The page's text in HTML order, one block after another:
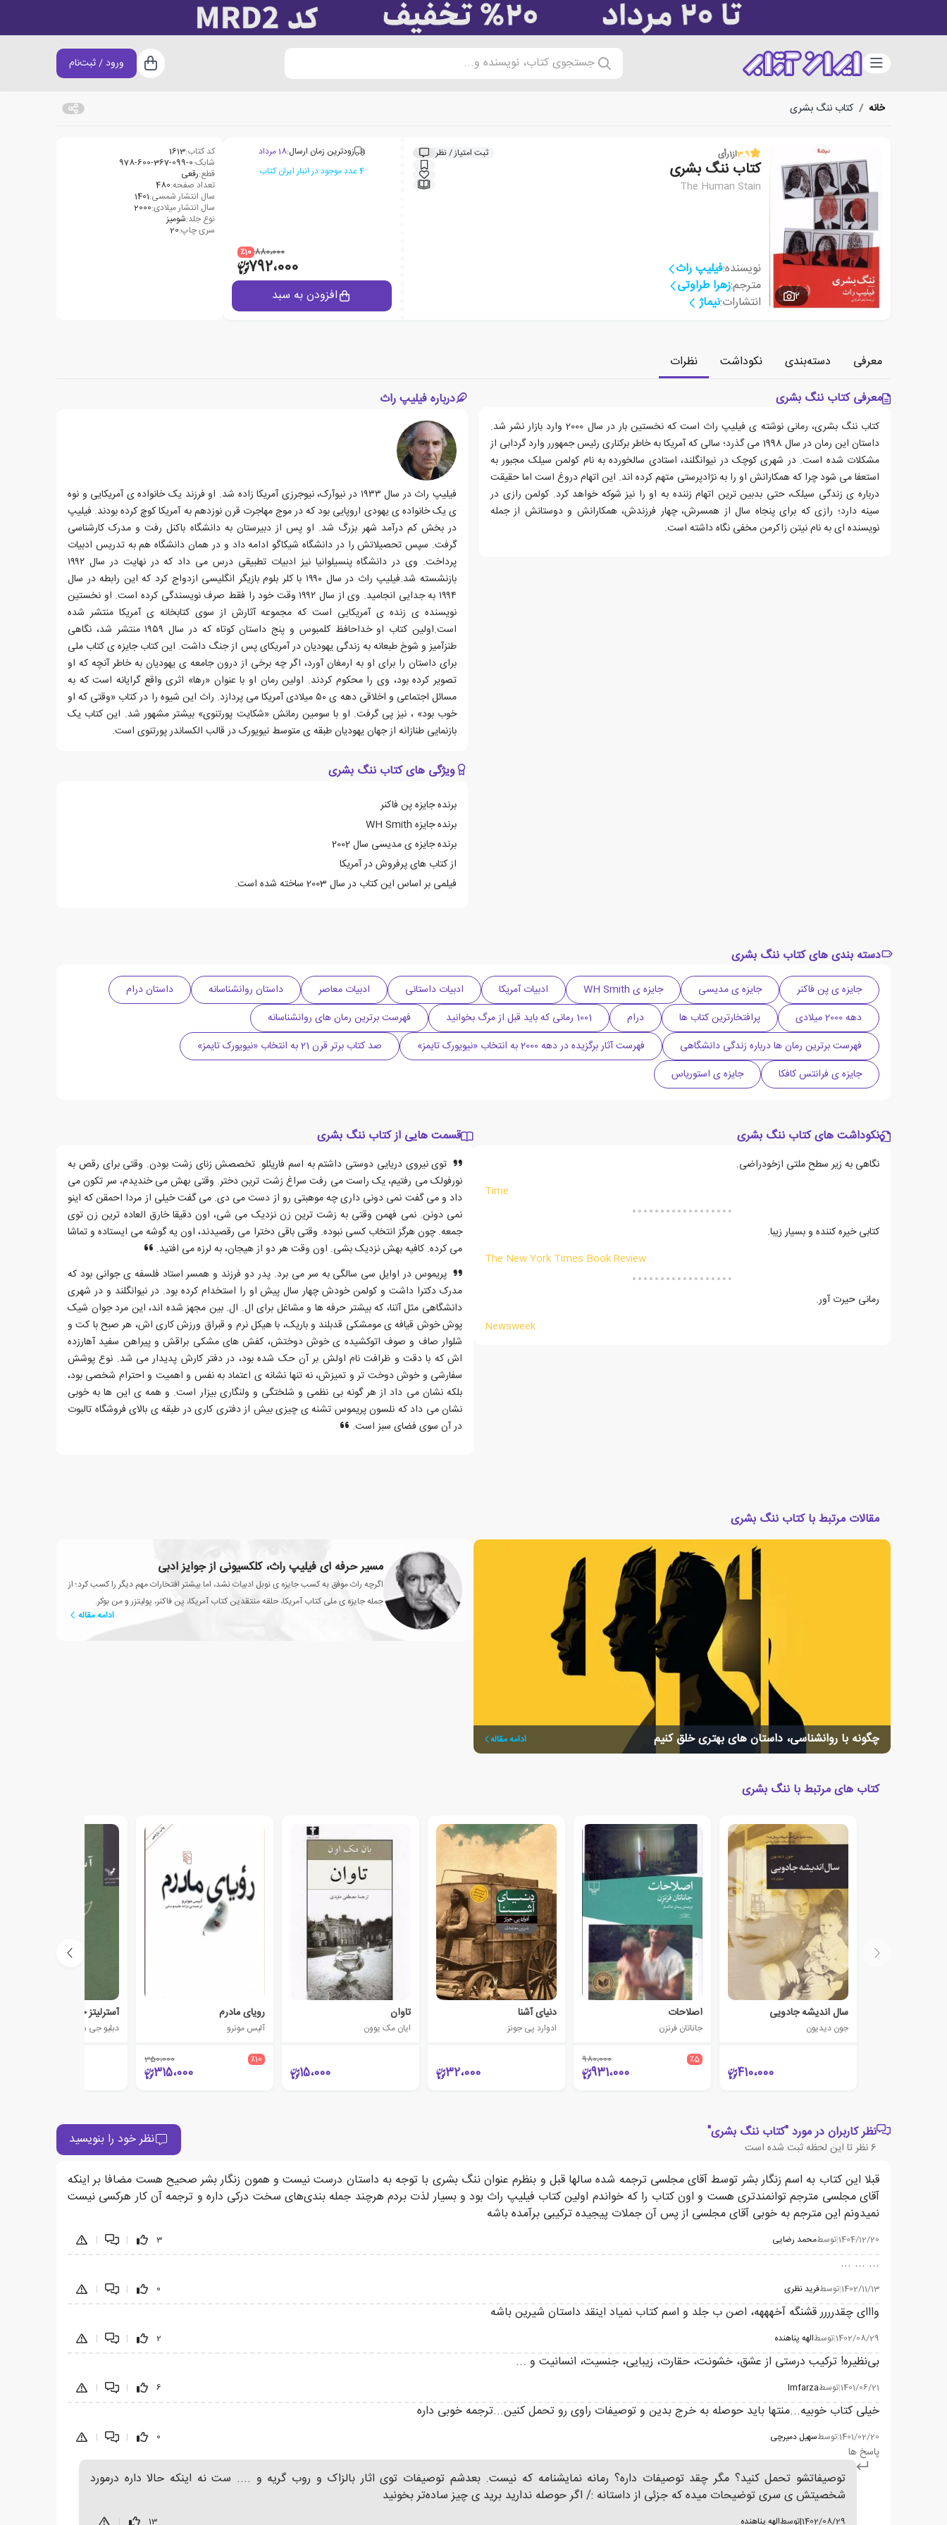
دسته‌بندی جستجوی کتاب، نویسنده و... سبد خرید
ورود / ثبت‌نام
خانه / کتاب ننگ بشری
2
3.9از1رأی ثبت امتیاز / نظر
کتاب ننگ بشری
The Human Stain
نویسنده:فیلیپ راث
مترجم:زهرا طراوتی
انتشارات:نیماژ
زودترین زمان ارسال:18 مرداد
4 عدد موجود در انبار ایران کتاب
880،000 ٪10
792،000
افزودن به سبد
کد کتاب:1613
شابک:978-600-367-099-0
قطع:رقعی
تعداد صفحه:480
سال انتشار شمسی:1401
سال انتشار میلادی:2000
نوع جلد:شومیز
سری چاپ:20
معرفی دسته‌بندی نکوداشت
نظرات
معرفی کتاب ننگ بشری
کتاب ننگ بشری، رمانی نوشته ی فیلیپ راث است که نخستین بار در سال 2000 وارد بازار نشر شد.
داستان این رمان در سال 1998 می گذرد؛ سالی که آمریکا به خاطر برکناری رئیس جمهورر وارد گردابی از
مشکلات شده است. در شهری کوچک در نیوانگلند، استادی سالخورده به نام کولمن سیلک مجبور به
استعفا می شود چرا که همکارانش او را به نژادپرستی متهم کرده اند. این اتهام دروغ است اما حقیقت
درباره ی زندگی سیلک، حتی بدبین ترین اتهام زننده به او را نیز شوکه خواهد کرد. کولمن رازی در
سینه دارد؛ رازی که برای پنجاه سال از همسرش، چهار فرزندش، همکارانش و دوستانش از جمله
نویسنده ای به نام نیتن زاکرمن مخفی نگاه داشته است.
درباره فیلیپ راث
فیلیپ راث در سال ۱۹۳۳ در نیوآرک، نیوجرزی آمریکا زاده شد. او فرزند یک خانواده ی آمریکایی و نوه
ی یک خانواده ی یهودی اروپایی بود که در موج مهاجرت قرن نوزدهم به آمریکا کوچ کرده بودند. فیلیپ
در بخش کم درآمد شهر بزرگ شد. او پس از دبیرستان به دانشگاه باکنل رفت و مدرک کارشناسی
گرفت. سپس تحصیلاتش را در دانشگاه شیکاگو ادامه داد و در همان دانشگاه هم به تدریس ادبیات
پرداخت. وی در دانشگاه پنسیلوانیا نیز ادبیات تطبیقی درس می داد که در نهایت در سال ۱۹۹۲
بازنشسته شد.فیلیپ راث در سال ۱۹۹۰ با کلر بلوم بازیگر انگلیسی ازدواج کرد که این رابطه در سال
۱۹۹۴ به جدایی انجامید. وی از سال ۱۹۹۲ وقت خود را فقط صرف نویسندگی کرده است. او نخستین
نویسنده ی زنده ی آمریکایی است که مجموعه آثارش از سوی کتابخانه ی آمریکا منتشر شده
است.اولین کتاب او خداحافظ کلمبوس و پنج داستان کوتاه که در سال ۱۹۵۹ منتشر شد، نگاهی
طنزآمیز و شوخ طبعانه به زندگی یهودیان در آمریکای پس از جنگ داشت. این کتاب جایزه ی کتاب ملی
برای داستان را برای او به ارمغان آورد، اگر چه برخی از درون جامعه ی یهودیان به خاطر آنچه که او
تصویر کرده بود، وی را محکوم کردند. اولین رمان او با عنوان «رها» اثری واقع گرایانه است که به
مسائل اجتماعی و اخلاقی دهه ی ۵۰ میلادی آمریکا می پردازد. راث این شیوه را در کتاب «وقتی که او
خوب بود» ، نیز پی گرفت. او با سومین رمانش «شکایت پورتنوی» بیشتر مشهور شد. این کتاب یک
بازنمایی طنازانه از جهان یهودیان طبقه ی متوسط نیویورک در قالب الکساندر پورتنوی است.
ویژگی های کتاب ننگ بشری
برنده جایزه پن فاکنر
برنده جایزه WH Smith
برنده جایزه ی مدیسی سال 2002
از کتاب های پرفروش در آمریکا
فیلمی بر اساس این کتاب در سال 2003 ساخته شده است.
دسته بندی های کتاب ننگ بشری
جایزه ی پن فاکنر جایزه ی مدیسی جایزه ی WH Smith ادبیات آمریکا ادبیات داستانی ادبیات معاصر داستان روانشناسانه
داستان درام
دهه 2000 میلادی
پرافتخارترین کتاب ها درام 1001 رمانی که باید قبل از مرگ بخوانید
فهرست برترین رمان های روانشناسانه
فهرست برترین رمان ها درباره زندگی دانشگاهی
فهرست آثار برگزیده در دهه 2000 به انتخاب «نیویورک تایمز»
صد کتاب برتر قرن 21 به انتخاب «نیویورک تایمز»
جایزه ی فرانتس کافکا
جایزه ی استوریاس
نکوداشت های کتاب ننگ بشری
نگاهی به زیر سطح ملتی ازخودراضی.
Time
کتابی خیره کننده و بسیار زیبا.
The New York Times Book Review
رمانی حیرت آور.
Newsweek
قسمت هایی از کتاب ننگ بشری
توی نیروی دریایی دوستی داشتم به اسم فاریئلو. تخصصش زنای زشت بودن. وقتی برای رقص به
نورفولک می رفتیم، یک راست می رفت سراغ زشت ترین دختر. وقتی بهش می خندیدم، سر تکون می
داد و می گفت نمی دونی داری چه موهبتی رو از دست می دی. می گفت خیلی از مردا احمقن که اینو
نمی دونن. نمی فهمن وقتی به زشت ترین زن نزدیک می شی، اون دقیقا خارق العاده ترین زن توی
جمعه. چون هرگز انتخاب کسی نبوده. وقتی باقی دخترا می رقصیدند، اون یه گوشه می ایستاده و تماشا
می کرده. کافیه بهش نزدیک بشی. اون وقت هر دو از هیجان، به لرزه می افتید.
پریموس در اوایل سی سالگی به سر می برد. پدر دو فرزند و همسر استاد فلسفه ی جوانی بود که
مدرک دکترا داشت و کولمن خودش چهار سال پیش او را استخدام کرده بود. در نیوانگلند و در شهری
دانشگاهی مثل آتنا، که بیشتر حرفه ها و مشاغل برای ال. ال. بین مجهز شده اند، این مرد جوان شیک
پوش خوش قیافه ی مومشکی قدبلند و باریک، با هیکل نرم و قبراق ورزش کاری اش، هر صبح با کت و
شلوار صاف و صوف اتوکشیده ی خوش دوختش، کفش های مشکی براقش و پیراهن سفید آهارزده
اش که با دقت و ظرافت نام اولش بر آن حک شده بود، در دفتر کارش پدیدار می شد. نوع پوشش
سفارشی و خوش دوخت تر و تمیزش، نه تنها نشانه ی اعتماد به نفس و اهمیت و احترام شخصی بود،
بلکه نشان می داد از هر گونه بی نظمی و شلختگی و ولنگاری بیزار است. و همه ی این ها به خوبی
نشان می داد که نلسون پریموس تشنه ی چیزی بیش از دفتری کاری در طبقه ی بالای فروشگاه تالبوت
در آن سوی فضای سبز است.
مقالات مرتبط با کتاب ننگ بشری
چگونه با روانشناسی، داستان های بهتری خلق کنیم ادامه مقاله
مسیر حرفه ای فیلیپ راث، کلکسیونی از جوایز ادبی
اگرچه راث موفق به کسب جایزه ی نوبل ادبیات نشد، اما بیشتر افتخارات مهم دیگر را کسب کرد؛ از
جمله جایزه ی ملی کتاب آمریکا، حلقه منتقدین کتاب آمریکا، پن فاکنر، پولیتزر و من بوکر.
ادامه مقاله
کتاب های مرتبط با ننگ بشری
سال اندیشه جادویی
جون دیدیون
410،000
اصلاحات
جاناتان فرنزن
٪5 980،000
931،000
دنیای آشنا
ادوارد پی جونز
32،000
تاوان
ایان مک یوون
15،000
رویای مادرم
آلیس مونرو
٪10 350،000
315،000
آسترلیتز جوان
دبلیو جی سیبالد
نظر کاربران در مورد "کتاب ننگ بشری"
6نظر تا این لحظه ثبت شده است نظر خود را بنویسید
قبلا این کتاب به اسم زنگار بشر توسط آقای مجلسی ترجمه شده سالها قبل و بنظرم عنوان ننگ بشری با توجه به داستان درست نیست و همون زنگار بشر صحیح هست مضافا بر اینکه
آقای مجلسی مترجم توانمند‌تری هست و اون کتاب را که خواندم اولین کتاب فیلیپ راث بود و بسیار لذت بردم هرچند جمله بندی‌های سخت درکی داره و ترجمه آن کار هرکسی نیست
نمیدونم این مترجم به خوبی آقای مجلسی از پس آن جملات پیجیده ترکیبی برآمده باشه
1404/12/20
|توسطمحمد رضایی 3
|
|
... ... ...
1402/11/13
|توسطفرید نظری 0
|
|
وااای چقدرررر قشنگه آخهههه، اصن ب جلد و اسم کتاب نمیاد اینقد داستان شیرین باشه
1402/08/29
|توسطالهه پناهنده 2
|
|
بی‌نظیره! ترکیب درستی از عشق، خشونت، حقارت، زیبایی، جنسیت، انسانیت و ...
1401/06/21
|توسطImfarza
6
|
|
خیلی کتاب خوبیه...منتها باید حوصله به خرج بدین و توصیفات راوی رو تحمل کنین...ترجمه خوبی داره
1401/02/20
|توسطسهیل دمیرچی 0
|
|
پاسخ ها
توصیفاتشو تحمل کنید؟ مگر چقد توصیفات داره؟ رمانه نمایشنامه که نیست. بعدشم توصیفات توی اثار بالزاک و روب گریه و .... ست نه اینکه حالا داره درمورد
شخصیتش ی سری توضیحات میده که جزئی از داستانه :/ اگر حوصله ندارید برید ی چیز ساده‌تر بخونید
1402/08/29
|توسطالهه پناهنده 13